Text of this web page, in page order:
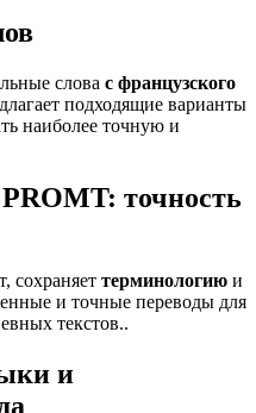
слова с французского
подходящие варианты
наиболее точную и
точность
сохраняет терминологию и
и точные переводы для
текстов..
и